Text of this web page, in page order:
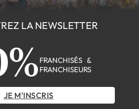
LA NEWSLETTER
FRANCHISÉS &
FRANCHISEURS
JE M'INSCRIS